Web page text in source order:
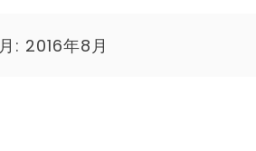
月: 2016年8月